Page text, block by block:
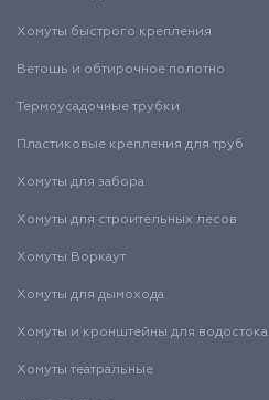
Хомуты быстрого крепления
Ветошь и обтирочное полотно
Термоусадочные трубки
Пластиковые крепления для труб
Хомуты для забора
Хомуты для строительных лесов
Хомуты Воркаут
Хомуты для дымохода
Хомуты и кронштейны для водостока
Хомуты театральные